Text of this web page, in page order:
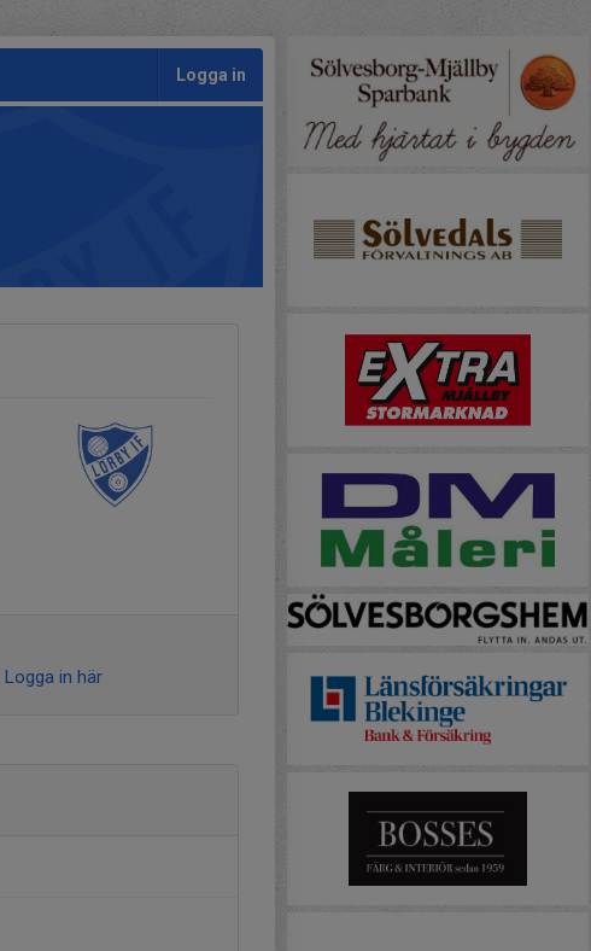
Logga in
Logga in här